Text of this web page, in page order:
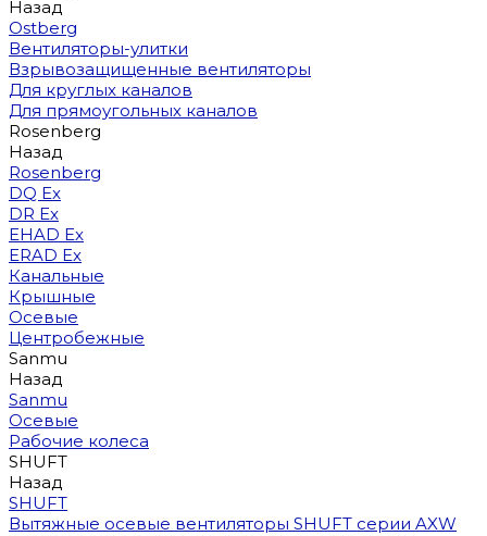
Назад
Ostberg
Вентиляторы-улитки
Взрывозащищенные вентиляторы
Для круглых каналов
Для прямоугольных каналов
Rosenberg
Назад
Rosenberg
DQ Ex
DR Ex
EHAD Ex
ERAD Ex
Канальные
Крышные
Осевые
Центробежные
Sanmu
Назад
Sanmu
Осевые
Рабочие колеса
SHUFT
Назад
SHUFT
Вытяжные осевые вентиляторы SHUFT серии AXW